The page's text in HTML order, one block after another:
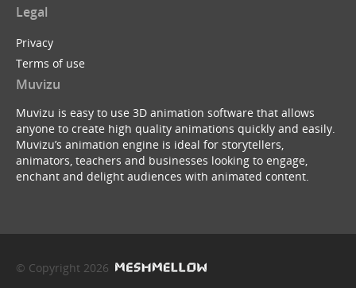
Legal
Privacy
Terms of use
Muvizu
Muvizu is easy to use 3D animation software that allows
anyone to create high quality animations quickly and easily.
Muvizu’s animation engine is ideal for storytellers,
animators, teachers and businesses looking to engage,
enchant and delight audiences with animated content.
© Copyright 2026